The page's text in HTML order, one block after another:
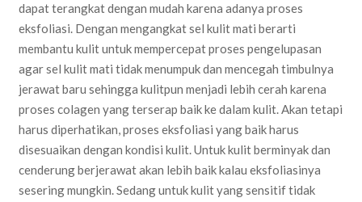
dapat terangkat dengan mudah karena adanya proses
eksfoliasi. Dengan mengangkat sel kulit mati berarti
membantu kulit untuk mempercepat proses pengelupasan
agar sel kulit mati tidak menumpuk dan mencegah timbulnya
jerawat baru sehingga kulitpun menjadi lebih cerah karena
proses colagen yang terserap baik ke dalam kulit. Akan tetapi
harus diperhatikan, proses eksfoliasi yang baik harus
disesuaikan dengan kondisi kulit. Untuk kulit berminyak dan
cenderung berjerawat akan lebih baik kalau eksfoliasinya
sesering mungkin. Sedang untuk kulit yang sensitif tidak